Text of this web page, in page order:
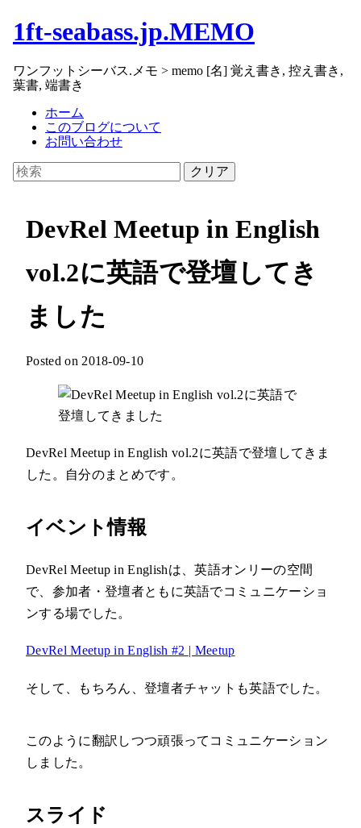
1ft-seabass.jp.MEMO
ワンフットシーバス.メモ > memo [名] 覚え書き, 控え書き,
葉書, 端書き
ホーム
このブログについて
お問い合わせ
クリア
DevRel Meetup in English
vol.2に英語で登壇してき
ました
Posted on 2018-09-10
DevRel Meetup in English vol.2に英語で登壇してきま
した。自分のまとめです。
イベント情報
DevRel Meetup in Englishは、英語オンリーの空間
で、参加者・登壇者ともに英語でコミュニケーショ
ンする場でした。
DevRel Meetup in English #2 | Meetup
そして、もちろん、登壇者チャットも英語でした。
このように翻訳しつつ頑張ってコミュニケーション
しました。
スライド